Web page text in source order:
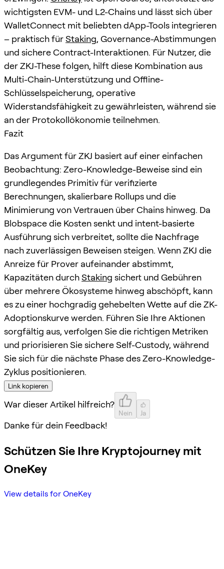
wichtigsten EVM- und L2-Chains und lässt sich über
WalletConnect mit beliebten dApp-Tools integrieren
– praktisch fürStaking, Governance-Abstimmungen
und sichere Contract-Interaktionen. Für Nutzer, die
der ZKJ-These folgen, hilft diese Kombination aus
Multi-Chain-Unterstützung und Offline-
Schlüsselspeicherung, operative
Widerstandsfähigkeit zu gewährleisten, während sie
an der Protokollökonomie teilnehmen.
Fazit
Das Argument für ZKJ basiert auf einer einfachen
Beobachtung: Zero-Knowledge-Beweise sind ein
grundlegendes Primitiv für verifizierte
Berechnungen, skalierbare Rollups und die
Minimierung von Vertrauen über Chains hinweg. Da
Blobspace die Kosten senkt und intent-basierte
Ausführung sich verbreitet, sollte die Nachfrage
nach zuverlässigen Beweisen steigen. Wenn ZKJ die
Anreize für Prover aufeinander abstimmt,
Kapazitäten durchStaking sichert und Gebühren
über mehrere Ökosysteme hinweg abschöpft, kann
es zu einer hochgradig gehebelten Wette auf die ZK-
Adoptionskurve werden. Führen Sie Ihre Aktionen
sorgfältig aus, verfolgen Sie die richtigen Metriken
und priorisieren Sie sichere Self-Custody, während
Sie sich für die nächste Phase des Zero-Knowledge-
Zyklus positionieren.
Link kopieren
War dieser Artikel hilfreich?
Nein Ja
Danke für dein Feedback!
Schützen Sie Ihre Kryptojourney mit
OneKey
View details for OneKey